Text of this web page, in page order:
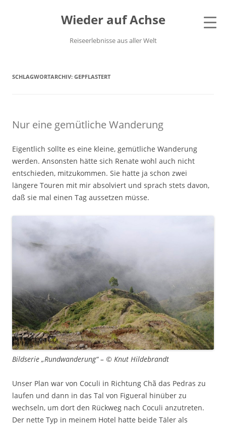
Wieder auf Achse
Reiseerlebnisse aus aller Welt
SCHLAGWORTARCHIV: GEPFLASTERT
Nur eine gemütliche Wanderung
Eigentlich sollte es eine kleine, gemütliche Wanderung
werden. Ansonsten hätte sich Renate wohl auch nicht
entschieden, mitzukommen. Sie hatte ja schon zwei
längere Touren mit mir absolviert und sprach stets davon,
daß sie mal einen Tag aussetzen müsse.
Bildserie „Rundwanderung“ – © Knut Hildebrandt
Unser Plan war von Coculi in Richtung Chã das Pedras zu
laufen und dann in das Tal von Figueral hinüber zu
wechseln, um dort den Rückweg nach Coculi anzutreten.
Der nette Typ in meinem Hotel hatte beide Täler als